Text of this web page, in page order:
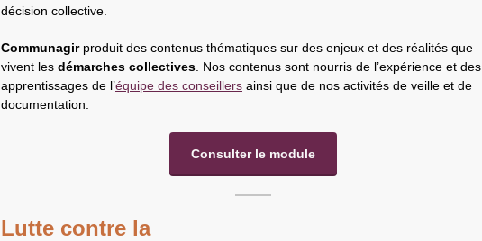
décision collective.
Communagirproduit des contenus thématiques sur des enjeux et des réalités que
vivent les démarches collectives . Nos contenus sont nourris de l’expérience et des
apprentissages de l’équipe des conseillers ainsi que de nos activités de veille et de
documentation.
Consulter le module
Lutte contre la